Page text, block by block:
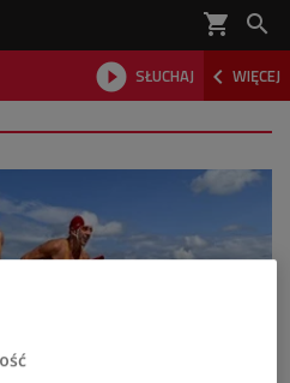
shopping_cart 
 SŁUCHAJ  WIĘCEJ
